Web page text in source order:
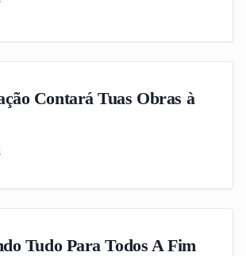
Contará Tuas Obras à
Tudo Para Todos A Fim